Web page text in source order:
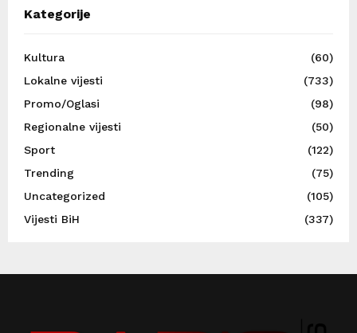
Kategorije
Kultura
(60)
Lokalne vijesti
(733)
Promo/Oglasi
(98)
Regionalne vijesti
(50)
Sport
(122)
Trending
(75)
Uncategorized
(105)
Vijesti BiH
(337)